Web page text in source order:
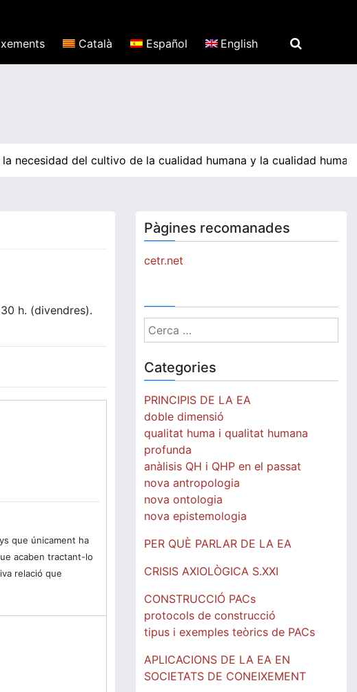
Català Español English
del cultivo de la cualidad humana y la cualidad
h. (divendres).
que únicament ha
acaben tractant-lo
relació que
Pàgines recomanades
cetr.net
Cerca:
Categories
PRINCIPIS DE LA EA
doble dimensió
qualitat huma i qualitat humana
profunda
anàlisis QH i QHP en el passat
nova antropologia
nova ontologia
nova epistemologia
PER QUÈ PARLAR DE LA EA
CRISIS AXIOLÒGICA S.XXI
CONSTRUCCIÓ PACs
protocols de construcció
tipus i exemples teòrics de PACs
APLICACIONS DE LA EA EN
SOCIETATS DE CONEIXEMENT